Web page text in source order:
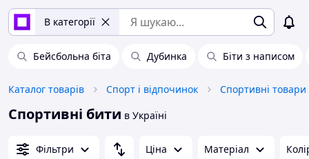
В категорії
Бейсбольна біта Дубинка Біти з написом
Каталог товарів Спорт і відпочинок Спортивні товари
Спортивні бити в Україні
Фільтри Ціна Матеріал